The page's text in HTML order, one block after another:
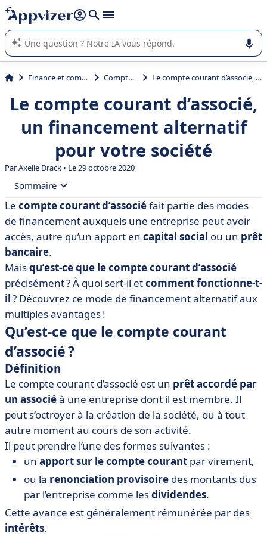
répondre (plusieurs lignes avec
L'IA de Appvizer vous guide dans l'utilisation ou la sélection de
logiciel SaaS en entreprise.
Finance et comptabilité Comptabilité Le compte courant d’associé, un financement alternatif pour votre société
Le compte courant d’associé,
un financement alternatif
pour votre société
ParAxelle Drack • Le 29 octobre 2020
Sommaire
• Qu’est-ce que le compte courant d’associé ?
• Comment fonctionne un compte courant d’associé ?
• Fiscalité : focus sur le taux déductible du compte
courant d’associé
• Le compte courant d’associé : des avantages
indéniables
Le compte courant d’associéfait partie des modes
de financement auxquels une entreprise peut avoir
accès, autre qu’un apport en capital social ou un prêt
bancaire.
Maisqu’est-ce que le compte courant d’associé
précisément ? À quoi sert-il etcomment fonctionne-t-
il? Découvrez ce mode de financement alternatif aux
multiples avantages !
Qu’est-ce que le compte courant
d’associé ?
Définition
Le compte courant d’associé est un prêt accordé par
un associéà une entreprise dont il est membre. Il
peut s’octroyer à la création de la société, ou à tout
autre moment au cours de son activité.
Il peut prendre l’une des formes suivantes :
un apport sur le compte courant par virement,
ou la renonciation provisoire des montants dus
par l’entreprise comme lesdividendes.
Cette avance est généralement rémunérée par des
intérêts.